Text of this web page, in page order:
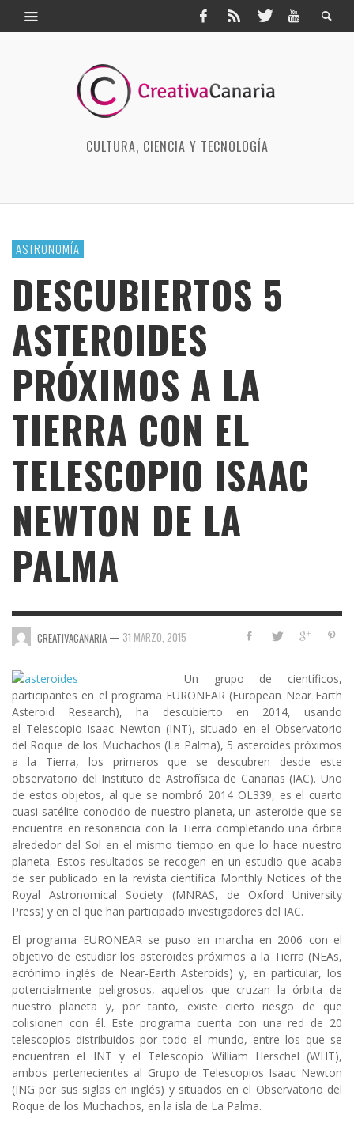
CULTURA, CIENCIA Y TECNOLOGÍA
ASTRONOMÍA
DESCUBIERTOS 5
ASTEROIDES
PRÓXIMOS A LA
TIERRA CON EL
TELESCOPIO ISAAC
NEWTON DE LA
PALMA
CREATIVACANARIA — 31 MARZO, 2015
Un grupo de científicos,
participantes en el programa EURONEAR (European Near Earth
Asteroid Research), ha descubierto en 2014, usando
el Telescopio Isaac Newton (INT), situado en el Observatorio
del Roque de los Muchachos (La Palma), 5 asteroides próximos
a la Tierra, los primeros que se descubren desde este
observatorio del Instituto de Astrofísica de Canarias (IAC). Uno
de estos objetos, al que se nombró 2014 OL339, es el cuarto
cuasi-satélite conocido de nuestro planeta, un asteroide que se
encuentra en resonancia con la Tierra completando una órbita
alrededor del Sol en el mismo tiempo en que lo hace nuestro
planeta. Estos resultados se recogen en un estudio que acaba
de ser publicado en la revista científica Monthly Notices of the
Royal Astronomical Society (MNRAS, de Oxford University
Press) y en el que han participado investigadores del IAC.
El programa EURONEAR se puso en marcha en 2006 con el
objetivo de estudiar los asteroides próximos a la Tierra (NEAs,
acrónimo inglés de Near-Earth Asteroids) y, en particular, los
potencialmente peligrosos, aquellos que cruzan la órbita de
nuestro planeta y, por tanto, existe cierto riesgo de que
colisionen con él. Este programa cuenta con una red de 20
telescopios distribuidos por todo el mundo, entre los que se
encuentran el INT y el Telescopio William Herschel (WHT),
ambos pertenecientes al Grupo de Telescopios Isaac Newton
(ING por sus siglas en inglés) y situados en el Observatorio del
Roque de los Muchachos, en la isla de La Palma.